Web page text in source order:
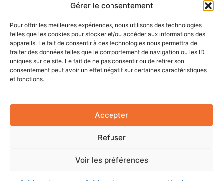
Gérer le consentement
Pour offrir les meilleures expériences, nous utilisons des technologies
telles que les cookies pour stocker et/ou accéder aux informations des
appareils. Le fait de consentir à ces technologies nous permettra de
traiter des données telles que le comportement de navigation ou les ID
uniques sur ce site. Le fait de ne pas consentir ou de retirer son
consentement peut avoir un effet négatif sur certaines caractéristiques
et fonctions.
Accepter
Refuser
Voir les préférences
À PROPOS
Les Ludophiles d'Asnières et d'ailleurs est une association
de jeux de plateau, de jeux d'histoire, de jeux de rôles, de
jeux de cartes à Asnières sur Seine et nos membres sont
SUIVEZ NOUS